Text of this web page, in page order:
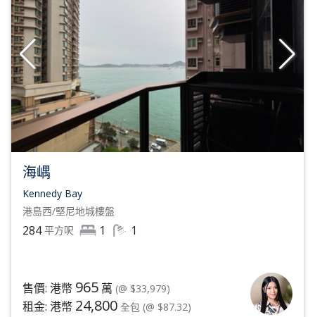
海嵎
Kennedy Bay
港島西/堅尼地城樓盤
284 平方呎 1 1
售價: 港幣 965 萬 (@ $33,979)
租金: 港幣 24,800 全包 (@ $87.32)